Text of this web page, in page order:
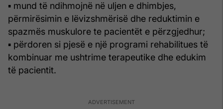
▪ mund të ndihmojnë në uljen e dhimbjes,
përmirësimin e lëvizshmërisë dhe reduktimin e
spazmës muskulore te pacientët e përzgjedhur;
▪ përdoren si pjesë e një programi rehabilitues të
kombinuar me ushtrime terapeutike dhe edukim
të pacientit.